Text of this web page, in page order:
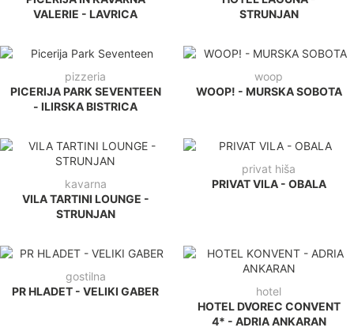
VALERIE - LAVRICA
STRUNJAN
pizzeria
PICERIJA PARK SEVENTEEN
- ILIRSKA BISTRICA
woop
WOOP! - MURSKA SOBOTA
kavarna
VILA TARTINI LOUNGE -
STRUNJAN
privat hiša
PRIVAT VILA - OBALA
gostilna
PR HLADET - VELIKI GABER
hotel
HOTEL DVOREC CONVENT
4* - ADRIA ANKARAN